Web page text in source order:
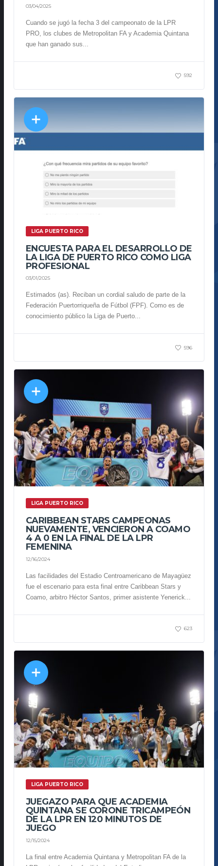
03/04/2025
Cuando se jugó la fecha 3 del campeonato de la LPR
PRO, los clubes de Metropolitan FA y Academia Quintana
que han ganado sus...
592
LIGA PUERTO RICO
ENCUESTA PARA EL DESARROLLO DE
LA LIGA DE PUERTO RICO COMO LIGA
PROFESIONAL
03/01/2025
Estimados (as). Reciban un cordial saludo de parte de la
Federación Puertorriqueña de Fútbol (FPF). Como es de
conocimiento público la Liga de Puerto...
596
LIGA PUERTO RICO
CARIBBEAN STARS CAMPEONAS
NUEVAMENTE, VENCIERON A COAMO
4 A 0 EN LA FINAL DE LA LPR
FEMENINA
12/16/2024
Las facilidades del Estadio Centroamericano de Mayagüez
fue el escenario para esta final entre Caribbean Stars y
Coamo, arbitro Héctor Santos, primer asistente Yenerick...
623
LIGA PUERTO RICO
JUEGAZO PARA QUE ACADEMIA
QUINTANA SE CORONE TRICAMPEÓN
DE LA LPR EN 120 MINUTOS DE
JUEGO
12/15/2024
La final entre Academia Quintana y Metropolitan FA de la